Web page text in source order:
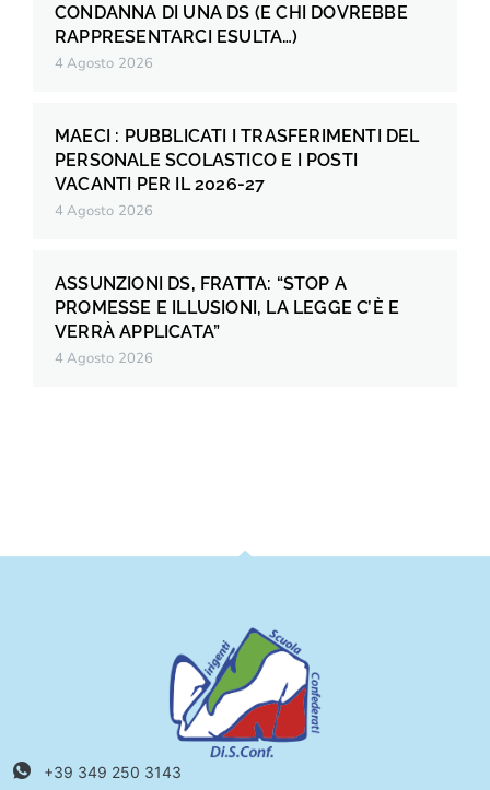
CONDANNA DI UNA DS (E CHI DOVREBBE
RAPPRESENTARCI ESULTA…)
4 Agosto 2026
MAECI : PUBBLICATI I TRASFERIMENTI DEL
PERSONALE SCOLASTICO E I POSTI
VACANTI PER IL 2026-27
4 Agosto 2026
ASSUNZIONI DS, FRATTA: “STOP A
PROMESSE E ILLUSIONI, LA LEGGE C’È E
VERRÀ APPLICATA”
4 Agosto 2026
+39 349 250 3143